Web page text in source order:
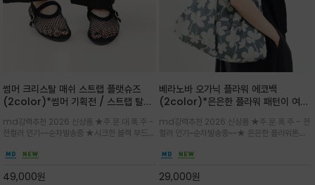
썸머 크리스탈 매쉬 스트랩 플랫슈즈
(2color)*썸머 기획전 / 스트랩 탈착
세한 메쉬 짜임 위로 은은하게 반짝이는
크리스탈 디테일을 더한 플랫슈즈
md강력추천 2026 신상품 ★주.문.대.폭.주 -
전컬러 인기~~순차발송중 ★시크한 블랙 부드러
하게 좋으며 가볍고 시원해 데일리 만능 아이템 /
49,000원
베라노바 오가닉 플라워 에코백
(2color)*은은한 플라워 패턴이 여름
코백
md강력추천 2026 신상품 ★주.문.폭.주 - 전
컬러 인기~순차발송중~~★ 은은한 플라워톤이
고급스럽게 내추럴한 감성의 천연 오가닉 코튼소
해져 완성
29,000원